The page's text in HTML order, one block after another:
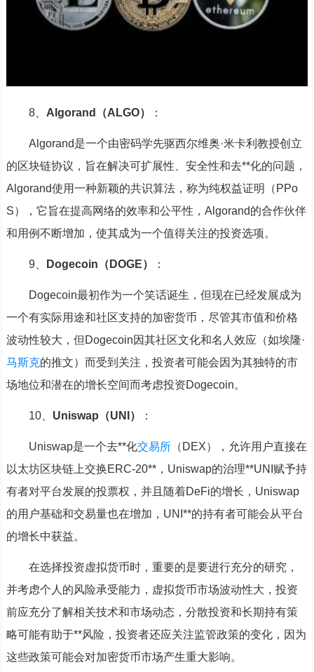
8、 Algorand（ALGO） ：
Algorand是一个由密码学先驱西尔维奥·米卡利教授创立
的区块链协议，旨在解决可扩展性、安全性和去**化的问题，
Algorand使用一种新颖的共识算法，称为纯权益证明（PPo
S），它旨在提高网络的效率和公平性，Algorand的合作伙伴
和用例不断增加，使其成为一个值得关注的投资选项。
9、 Dogecoin（DOGE） ：
Dogecoin最初作为一个笑话诞生，但现在已经发展成为
一个有实际用途和社区支持的加密货币，尽管其市值和价格
波动性较大，但Dogecoin因其社区文化和名人效应（如埃隆·
马斯克的推文）而受到关注，投资者可能会因为其独特的市
场地位和潜在的增长空间而考虑投资Dogecoin。
10、 Uniswap（UNI） ：
Uniswap是一个去**化交易所（DEX），允许用户直接在
以太坊区块链上交换ERC-20**，Uniswap的治理**UNI赋予持
有者对平台发展的投票权，并且随着DeFi的增长，Uniswap
的用户基础和交易量也在增加，UNI**的持有者可能会从平台
的增长中获益。
在选择投资虚拟货币时，重要的是要进行充分的研究，
并考虑个人的风险承受能力，虚拟货币市场波动性大，投资
前应充分了解相关技术和市场动态，分散投资和长期持有策
略可能有助于**风险，投资者还应关注监管政策的变化，因为
这些政策可能会对加密货币市场产生重大影响。